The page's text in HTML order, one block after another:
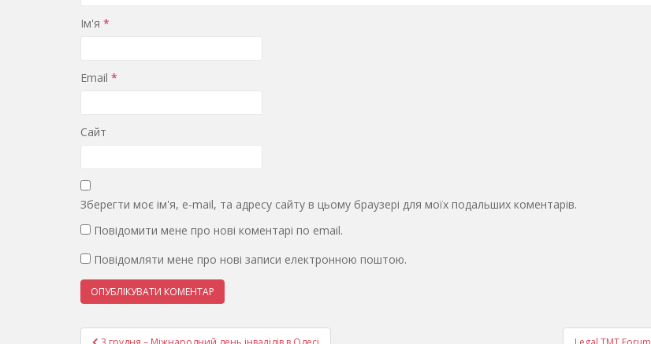
Ім'я *
Email *
Сайт
Зберегти моє ім'я, e-mail, та адресу сайту в цьому браузері для моїх подальших коментарів.
Повідомити мене про нові коментарі по email.
Повідомляти мене про нові записи електронною поштою.
Навігація